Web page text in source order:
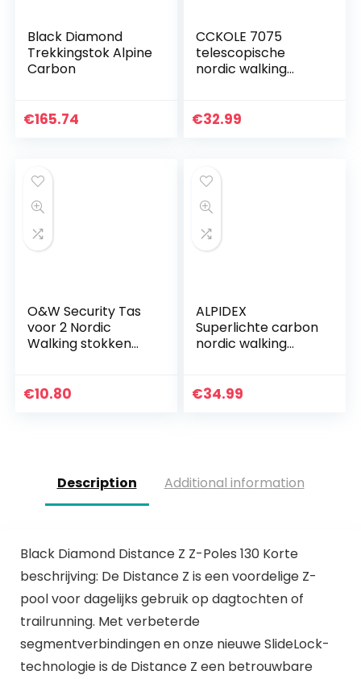
Black Diamond
Trekkingstok Alpine
Carbon
€165.74
CCKOLE 7075
telescopische
nordic walking
trekkingstokken
€32.99
O&W Security Tas
voor 2 Nordic
Walking stokken
waterdicht, zwart, 1
€10.80
ALPIDEX
Superlichte carbon
nordic walking
met rubberen
€34.99
Description Additional information
Black Diamond Distance Z Z-Poles 130 Korte
beschrijving: De Distance Z is een voordelige Z-
pool voor dagelijks gebruik op dagtochten of
trailrunning. Met verbeterde
segmentverbindingen en onze nieuwe SlideLock-
technologie is de Distance Z een betrouwbare